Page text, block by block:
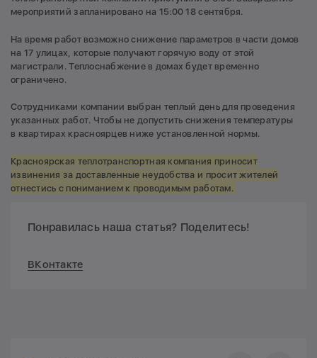
мероприятий запланировано на 15:00 18 сентября.
На время работ возможно снижение параметров в части домов
на 17 улицах, которые получают горячую воду от этой
магистрали. Теплоснабжение в домах будет временно
ограничено.
Сотрудниками компании выбран теплый день для проведения
указанных работ. Чтобы не допустить снижения температуры
в квартирах красноярцев ниже установленной нормы.
Красноярская теплотранспортная компания приносит
извинения за доставленные неудобства и просит жителей
отнестись с пониманием к проводимым работам.
Понравилась наша статья? Поделитесь!
ВКонтакте